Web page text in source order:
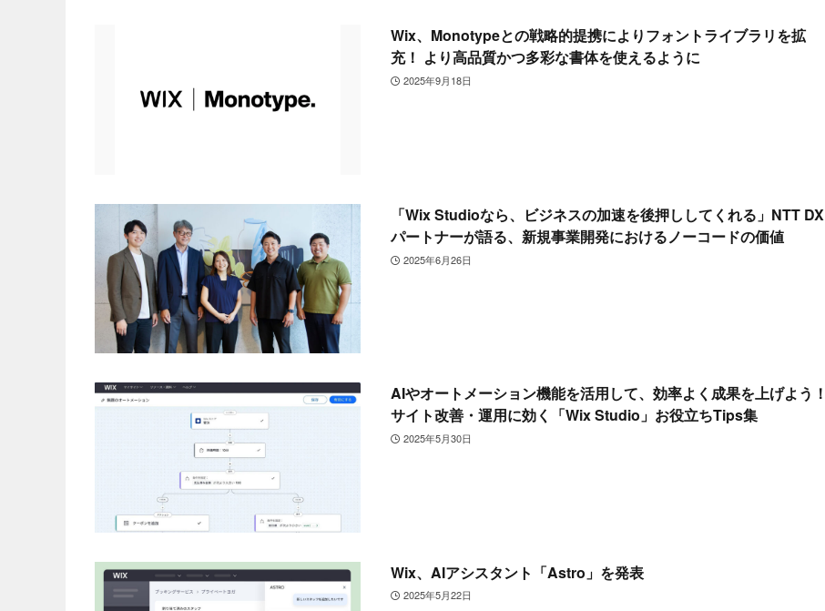
Wix、Monotypeとの戦略的提携によりフォントライブラリを拡
充！ より高品質かつ多彩な書体を使えるように
2025年9月18日
「Wix Studioなら、ビジネスの加速を後押ししてくれる」NTT DX
パートナーが語る、新規事業開発におけるノーコードの価値
2025年6月26日
AIやオートメーション機能を活用して、効率よく成果を上げよう！
サイト改善・運用に効く「Wix Studio」お役立ちTips集
2025年5月30日
Wix、AIアシスタント「Astro」を発表
2025年5月22日